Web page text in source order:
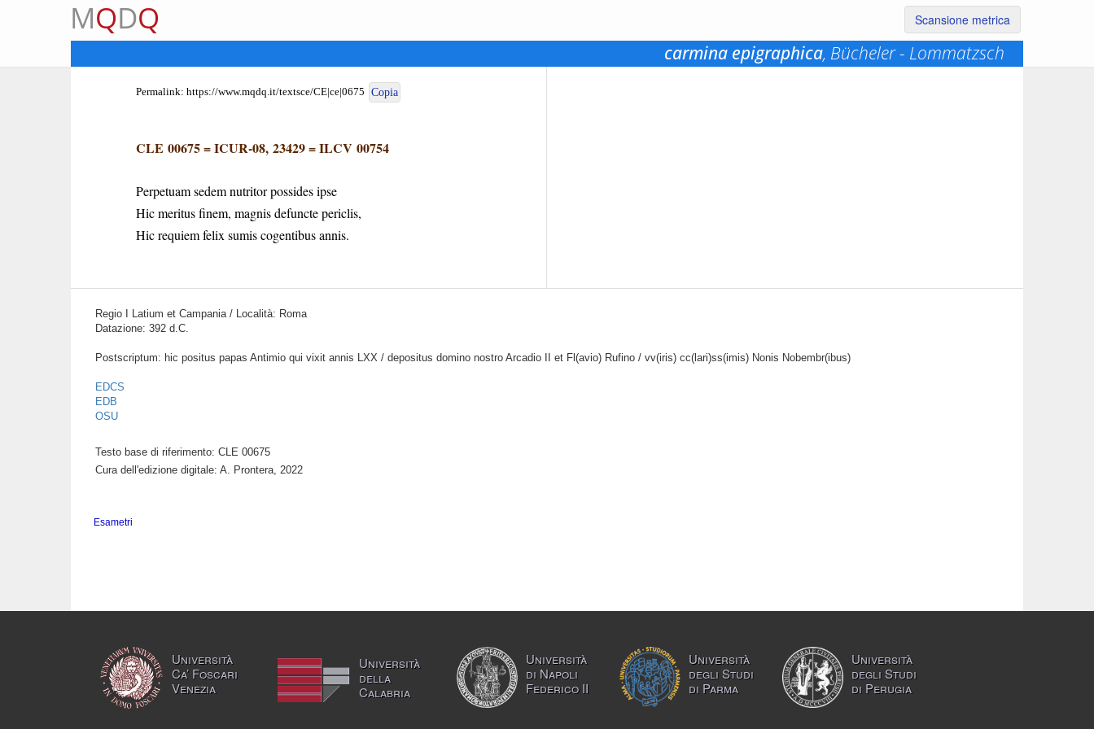
MQDQ Scansione metrica
carmina epigraphica, Bücheler - Lommatzsch
Permalink: https://www.mqdq.it/textsce/CE|ce|0675 Copia
CLE 00675=ICUR-08, 23429=ILCV 00754
Perpetuam sedem nutritor possides ipse
Hic meritus finem, magnis defuncte periclis,
Hic requiem felix sumis cogentibus annis.
Regio I Latium et Campania / Località: Roma
Datazione: 392 d.C.
Postscriptum: hic positus papas Antimio qui vixit annis LXX / depositus domino nostro Arcadio II et Fl(avio) Rufino / vv(iris) cc(lari)ss(imis) Nonis Nobembr(ibus)
EDCS
EDB
OSU
Testo base di riferimento: CLE 00675
Cura dell'edizione digitale: A. Prontera, 2022
Esametri
Università
Ca’ Foscari
Venezia
Università
della
Calabria
Università
di Napoli
Federico II
Università
degli Studi
di Parma
Università
degli Studi
di Perugia